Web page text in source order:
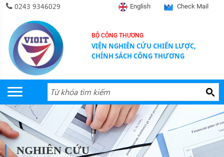
0243 9346029 English Check Mail
BỘ CÔNG THƯƠNG
VIỆN NGHIÊN CỨU CHIẾN LƯỢC,
CHÍNH SÁCH CÔNG THƯƠNG
NGHIÊN CỨU